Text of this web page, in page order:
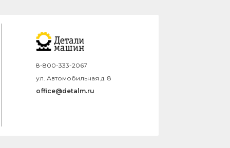
8-800-333-2067
ул. Автомобильная д. 8
office@detalm.ru